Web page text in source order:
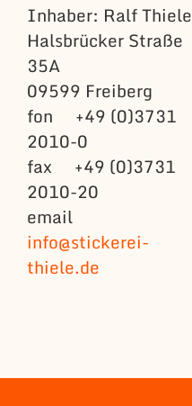
Inhaber: Ralf Thiele
Halsbrücker Straße
35A
09599 Freiberg
fon +49 (0)3731
2010-0
fax +49 (0)3731
2010-20
email
info@stickerei-
thiele.de